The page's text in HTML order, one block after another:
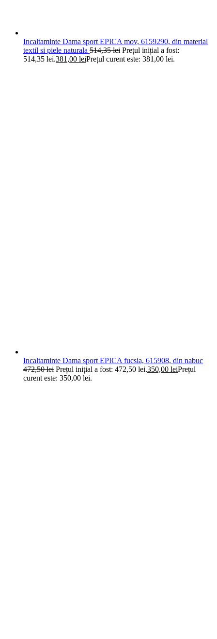
Incaltaminte Dama sport EPICA mov, 6159290, din material
textil si piele naturala 514,35lei Prețul inițial a fost:
514,35 lei.381,00 leiPrețul curent este: 381,00 lei.
Incaltaminte Dama sport EPICA fucsia, 615908, din nabuc
472,50lei Prețul inițial a fost: 472,50 lei.350,00 leiPrețul
curent este: 350,00 lei.